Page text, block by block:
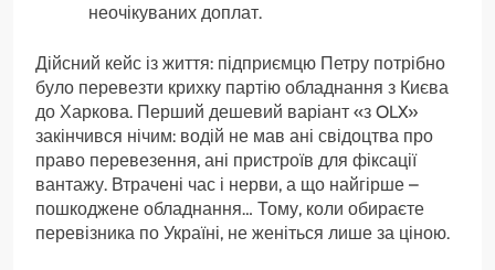
неочікуваних доплат.
Дійсний кейс із життя: підприємцю Петру потрібно
було перевезти крихку партію обладнання з Києва
до Харкова. Перший дешевий варіант «з OLX»
закінчився нічим: водій не мав ані свідоцтва про
право перевезення, ані пристроїв для фіксації
вантажу. Втрачені час і нерви, а що найгірше –
пошкоджене обладнання… Тому, коли обираєте
перевізника по Україні, не женіться лише за ціною.